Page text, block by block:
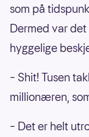
som på
Dermed var
hyggelige
– Shit! Tusen
millionæren,
– Det er helt